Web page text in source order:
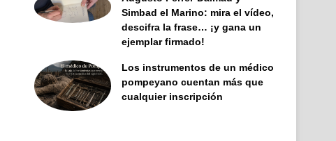
Simbad el Marino: mira el vídeo,
descifra la frase… ¡y gana un
ejemplar firmado!
Los instrumentos de un médico
pompeyano cuentan más que
cualquier inscripción